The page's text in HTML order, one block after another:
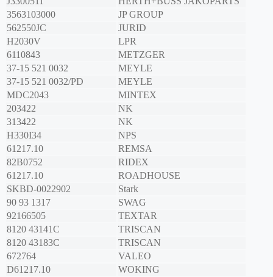
3563103000
JP GROUP
562550JC
JURID
H2030V
LPR
6110843
METZGER
37-15 521 0032
MEYLE
37-15 521 0032/PD
MEYLE
MDC2043
MINTEX
203422
NK
313422
NK
H330I34
NPS
61217.10
REMSA
82B0752
RIDEX
61217.10
ROADHOUSE
SKBD-0022902
Stark
90 93 1317
SWAG
92166505
TEXTAR
8120 43141C
TRISCAN
8120 43183C
TRISCAN
672764
VALEO
D61217.10
WOKING